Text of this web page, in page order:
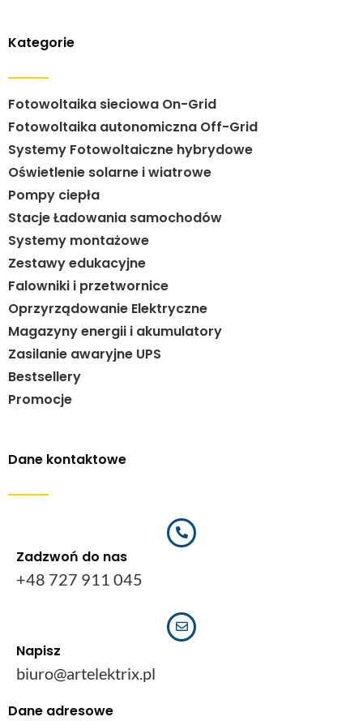
Kategorie
Fotowoltaika sieciowa On-Grid
Fotowoltaika autonomiczna Off-Grid
Systemy Fotowoltaiczne hybrydowe
Oświetlenie solarne i wiatrowe
Pompy ciepła
Stacje Ładowania samochodów
Systemy montażowe
Zestawy edukacyjne
Falowniki i przetwornice
Oprzyrządowanie Elektryczne
Magazyny energii i akumulatory
Zasilanie awaryjne UPS
Bestsellery
Promocje
Dane kontaktowe
Zadzwoń do nas
+48 727 911 045
Napisz
biuro@artelektrix.pl
Dane adresowe